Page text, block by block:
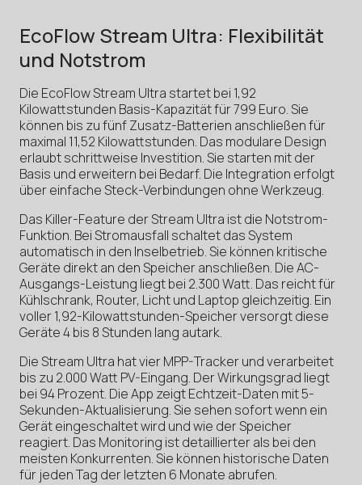
EcoFlow Stream Ultra: Flexibilität
und Notstrom
Die EcoFlow Stream Ultra startet bei 1,92
Kilowattstunden Basis-Kapazität für 799 Euro. Sie
können bis zu fünf Zusatz-Batterien anschließen für
maximal 11,52 Kilowattstunden. Das modulare Design
erlaubt schrittweise Investition. Sie starten mit der
Basis und erweitern bei Bedarf. Die Integration erfolgt
über einfache Steck-Verbindungen ohne Werkzeug.
Das Killer-Feature der Stream Ultra ist die Notstrom-
Funktion. Bei Stromausfall schaltet das System
automatisch in den Inselbetrieb. Sie können kritische
Geräte direkt an den Speicher anschließen. Die AC-
Ausgangs-Leistung liegt bei 2.300 Watt. Das reicht für
Kühlschrank, Router, Licht und Laptop gleichzeitig. Ein
voller 1,92-Kilowattstunden-Speicher versorgt diese
Geräte 4 bis 8 Stunden lang autark.
Die Stream Ultra hat vier MPP-Tracker und verarbeitet
bis zu 2.000 Watt PV-Eingang. Der Wirkungsgrad liegt
bei 94 Prozent. Die App zeigt Echtzeit-Daten mit 5-
Sekunden-Aktualisierung. Sie sehen sofort wenn ein
Gerät eingeschaltet wird und wie der Speicher
reagiert. Das Monitoring ist detaillierter als bei den
meisten Konkurrenten. Sie können historische Daten
für jeden Tag der letzten 6 Monate abrufen.